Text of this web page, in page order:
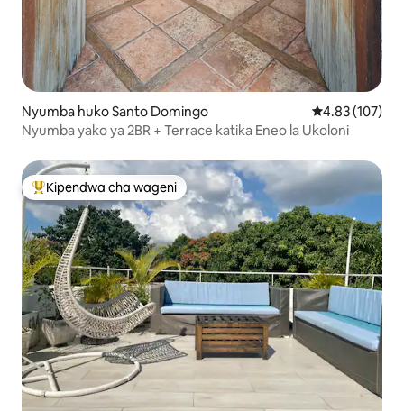
Nyumba huko Santo Domingo Ukadiriaji wa
4.83 (107)
Nyumba yako ya 2BR + Terrace katika Eneo la Ukoloni
Kipendwa maarufu cha wageni
Kipendwa cha wageni